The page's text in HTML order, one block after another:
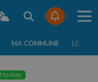
MA COMMUNE LE JT
Hockey